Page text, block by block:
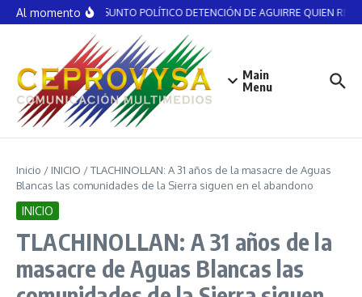
Saltar al contenido
Al momentoNO ES ASUNTO POLÍTICO DETENCIÓN DE AGUIRRE QUIEN
Main
Menu
Inicio / INICIO /TLACHINOLLAN: A 31 años de la masacre de Aguas
Blancas las comunidades de la Sierra siguen en el abandono
INICIO
TLACHINOLLAN: A 31 años de la
masacre de Aguas Blancas las